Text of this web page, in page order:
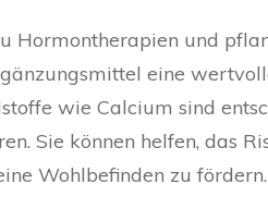
Hormontherapien und
eine
wie Calcium sind
Sie können helfen, das
Wohlbefinden zu fördern.